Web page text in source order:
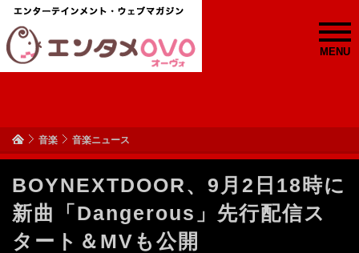
MENU
音楽 音楽ニュース
BOYNEXTDOOR、9月2日18時に
新曲「Dangerous」先行配信ス
タート＆MVも公開